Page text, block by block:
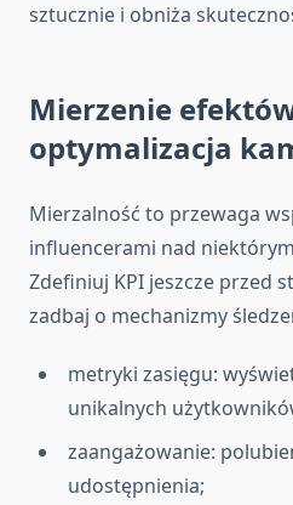
sztucznie i obniża
Mierzenie
optymalizacja
Mierzalność to przewaga
influencerami nad
Zdefiniuj KPI jeszcze przed
zadbaj o mechanizmy
metryki zasięgu:
unikalnych
zaangażowanie:
udostępnienia;